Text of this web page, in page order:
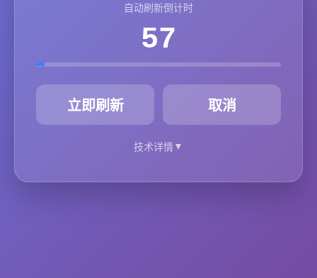
自动刷新倒计时
57
立即刷新 取消
技术详情▼